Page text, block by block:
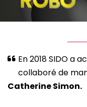
En 2018 SIDO a
collaboré de
Catherine Simon.